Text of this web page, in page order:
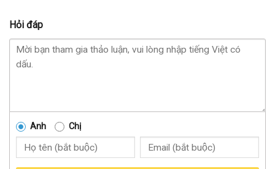
Hỏi đáp
Anh Chị